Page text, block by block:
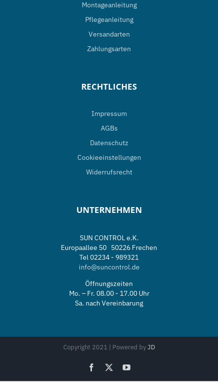
Montageanleitung
Pflegeanleitung
Versandarten
Zahlungsarten
RECHTLICHES
Impressum
AGBs
Datenschutz
Cookieeinstellungen
Widerrufsrecht
UNTERNEHMEN
SUN CONTROL e.K.
Europaallee 50 50226 Frechen
Tel 02234 - 989321
info@suncontrol.de
Öffnungszeiten
Mo. – Fr. 08.00 - 17.00 Uhr
Sa. nach Vereinbarung
Copyright 2021 | Powered byJD
Facebook YouTube